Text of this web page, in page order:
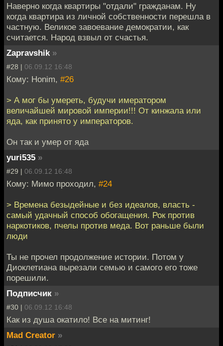
Наверно когда квартиры "отдали" гражданам. Ну
когда квартира из личной собственности перешла в
частную. Великое завоевание демократии, как
считается. Народ взвыл от счастья.
Zapravshik »
#28 | 06.09.12 16:48
Кому: Honim, #26
> А мог бы умереть, будучи имератором
величайшей мировой империи!!! От кинжала или
яда, как принято у императоров.
Он так и умер от яда
yuri535 »
#29 | 06.09.12 16:48
Кому: Мимо проходил, #24
> Времена безыдейные и без идеалов, власть -
самый удачный способ обогащения. Рок против
наркотиков, пчелы против меда. Вот раньше были
люди
Ты не прочел продолжение истории. Потом у
Диоклетиана вырезали семью и самого его тоже
порешили.
Подписчик »
#30 | 06.09.12 16:48
Как из душа окатило! Все на митинг!
Mad Creator »